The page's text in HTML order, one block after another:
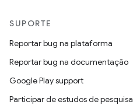
SUPORTE
Reportar bug na plataforma
Reportar bug na documentação
Google Play support
Participar de estudos de pesquisa